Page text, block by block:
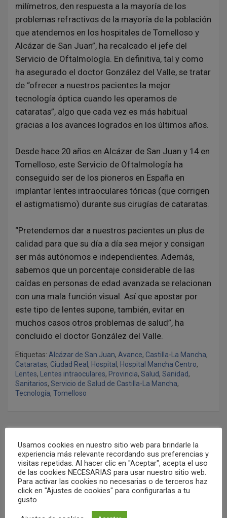
milímetros, den respuesta a la mayoría de los
problemas refractivos de la mayoría de la población
que atendemos en los hospitales de Tomelloso y
Alcázar de San Juan”, ha recalcado el jefe del
Servicio de Oftalmología. En definitiva, tal y como
ha asegurado el doctor González del Valle, se tratar
de “ofrecer a nuestros pacientes la mejor
tecnología óptica cuando les operamos de
cataratas”, algo que cada vez es más habitual
gracias a los avances logrados en los últimos años.
Desde hace 20 años en Alcázar de San Juan y 14 en
Tomelloso, este Servicio de Oftalmología ha
conseguido ser de los pioneros en España en
implantar lentes intraoculares tóricas (que corrigen
el astigmatismo) durante sus cirugías de cataratas.
“Pretendemos dar a nuestros pacientes un plus de
calidad para que su día a día sea mejor y consigan
ser más autónomos e independientes. Además,
sabemos que un porcentaje considerable de las
caídas en personas de edad avanzada se relacionan
con una mala función visual. Así que apostar por
este tipo de lentes supone, también, evitar en
muchos casos otros problemas de salud”, ha
concluido el doctor González del Valle.
Etiquetas: Alcázar de San Juan, Avance, Castilla-La Mancha,
Cataratas, Ciudad Real , Hospital , Hospital Mancha Centro,
Lentes, Lentes intraoculares, Provincia, Salud, Sanidad,
Sanitarios, Servicio de Salud de Castilla-La Mancha,
Tecnología, Tomelloso
Unidad de instituciones, partidos políticos y sociedad
para acabar con la violencia machista
Distribuidos esta semana más de 210.000 artículos de
protección a los centros sanitarios de la región
Usamos cookies en nuestro sitio web para brindarle la
experiencia más relevante recordando sus preferencias y
visitas repetidas. Al hacer clic en "Aceptar", acepta el uso
de las cookies NECESARIAS para usar nuestro sitio web.
Para activar las cookies no necesarias o de terceros haz
click en "Ajustes de cookies" para configurarlas a tu
gusto